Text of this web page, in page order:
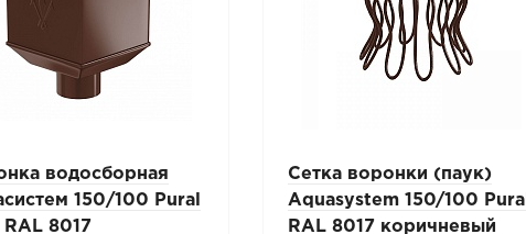
водосборная
150/100 Pural
RAL 8017
Сетка воронки (паук)
Aquasystem 150/100 Pural
RAL 8017 коричневый